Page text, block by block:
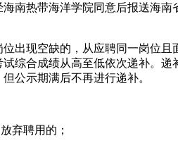
南热带海洋学院同意后报送海南
现空缺的，从应聘同一岗位且
综合成绩从高至低依次递补。递
公示期满后不再进行递补。
弃聘用的；